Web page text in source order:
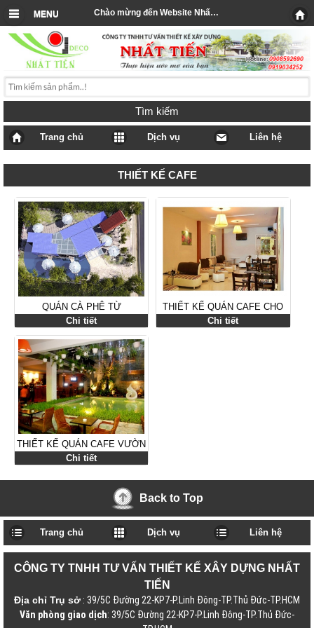
Chào mừng đến Website Nhất Tiến
MENU
Tìm kiếm
Trang chủ Dịch vụ Liên hệ
THIẾT KẾ CAFE
QUÁN CÀ PHÊ TỪ
CONTAINER TÁI CHẾ
Chi tiết
THIẾT KẾ QUÁN CAFE CHO
SINH VIÊN
Chi tiết
THIẾT KẾ QUÁN CAFE VƯỜN
Chi tiết
Back to Top
Trang chủ Dịch vụ Liên hệ
CÔNG TY TNHH TƯ VẤN THIẾT KẾ XÂY DỰNG NHẤT
TIẾN
Địa chỉ Trụ sở : 39/5C Đường 22-KP7-P.Linh Đông-TP.Thủ Đức-TP.HCM
Văn phòng giao dịch: 39/5C Đường 22-KP7-P.Linh Đông-TP.Thủ Đức-